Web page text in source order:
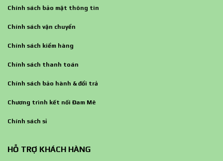
Chính sách bảo mật thông tin
Chính sách vận chuyển
Chính sách kiểm hàng
Chính sách thanh toán
Chính sách bảo hành & đổi trả
Chương trình kết nối Đam Mê
Chính sách sỉ
HỖ TRỢ KHÁCH HÀNG